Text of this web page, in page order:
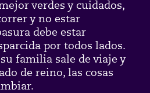
verdes y cuidados,
y no estar
debe estar
por todos lados.
familia sale de viaje y
de reino, las cosas